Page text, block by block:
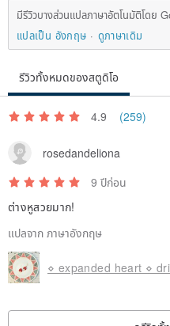
มีรีวิวบางส่วนแปลภาษาอัตโนมัติโดย
แปลเป็น อังกฤษ
ดูภาษาเดิม
รีวิวทั้งหมดของสตูดิโอ
4.9 (259)
rosedandeliona
9 ปีก่อน
ต่างหูสวยมาก!
แปลจาก ภาษาอังกฤษ
⋄ expanded heart ⋄